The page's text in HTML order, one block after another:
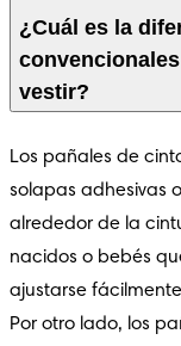
¿Cuál es la
vestir?
Los pañales de
solapas adhesivas
alrededor de la
nacidos o bebés
ajustarse
Por otro lado, los